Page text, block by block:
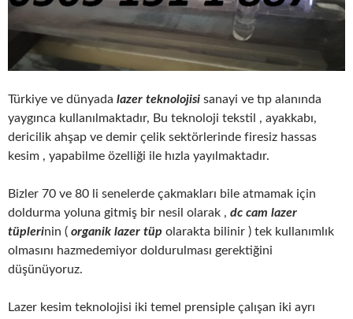
Türkiye ve dünyada lazer teknolojisi sanayi ve tıp alanında
yaygınca kullanılmaktadır, Bu teknoloji tekstil , ayakkabı,
dericilik ahşap ve demir çelik sektörlerinde firesiz hassas
kesim , yapabilme özelliği ile hızla yayılmaktadır.
Bizler 70 ve 80 li senelerde çakmakları bile atmamak için
doldurma yoluna gitmiş bir nesil olarak , dc cam lazer
tüplerinin ( organik lazer tüp olarakta bilinir ) tek kullanımlık
olmasını hazmedemiyor doldurulması gerektiğini
düşünüyoruz.
Lazer kesim teknolojisi iki temel prensiple çalışan iki ayrı